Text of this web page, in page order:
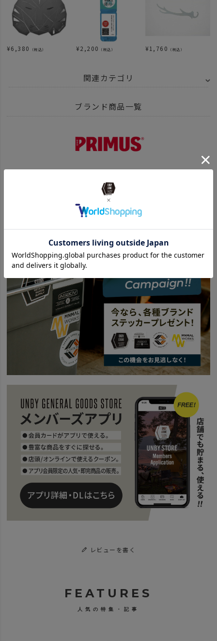
¥6,380 （税込） ¥2,200 （税込） ¥1,760 （税込）
関連カテゴリ
アウトドア・キャンプ用品 キッチンツール
アウトドア・キャンプ用品 その他 アウトドア雑貨
ブランド商品一覧
レビューを書く
FEATURES
人気の特集・記事